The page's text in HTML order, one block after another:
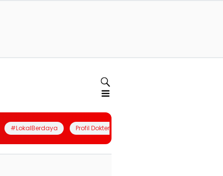
#LokalBerdaya Profil Dokter